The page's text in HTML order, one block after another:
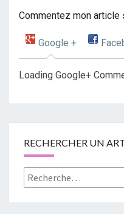
Commentez mon
Google +
Loading Google+
RECHERCHER UN
Rechercher :